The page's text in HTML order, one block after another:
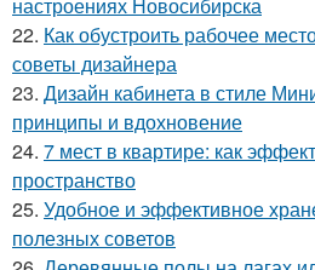
настроениях Новосибирска
22. Как обустроить рабочее
советы дизайнера
23. Дизайн кабинета в стиле
принципы и вдохновение
24. 7 мест в квартире: как
пространство
25. Удобное и эффективное
полезных советов